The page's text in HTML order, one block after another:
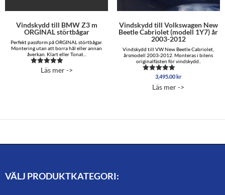
Vindskydd till BMW Z3 m
ORGINAL störtbågar
Perfekt passform på ORGINAL störtbågar.
Montering utan att borra hål eller annan
åverkan. Klart eller Tonat...
Betygsatt
Läs mer ->
Vindskydd till Volkswagen New
Beetle Cabriolet (modell 1Y7) år
2003-2012
Vindskydd till VW New Beetle Cabriolet,
årsmodell 2003-2012. Monteras i bilens
originalfästen för vindskydd..
Betygsatt
av 5
3,495.00 kr
Läs mer ->
VÄLJ PRODUKTKATEGORI: